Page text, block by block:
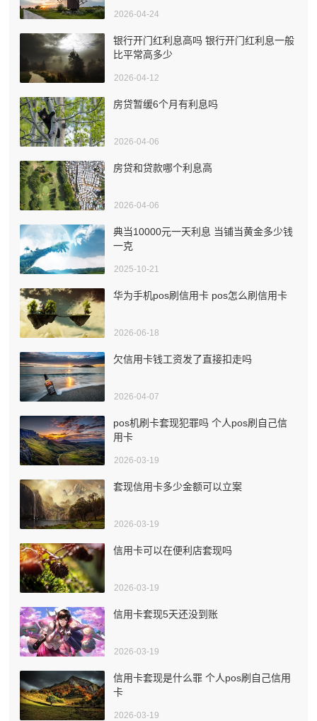
2026-04-24
银行开门红利息高吗 银行开门红利息一般
比平常高多少
2026-04-12
房贷暂缓6个月有利息吗
2026-04-06
房贷和贷款哪个利息高
2026-04-06
典当10000元一天利息 当铺当黄金多少钱
一克
2025-10-21
华为手机pos刷信用卡 pos怎么刷信用卡
2026-06-18
欠信用卡钱工资发了直接扣走吗
2026-04-07
pos机刷卡套现犯罪吗 个人pos刷自己信
用卡
2026-03-19
套现信用卡多少金额可以立案
2026-03-19
信用卡可以在便利店套现吗
2026-03-19
信用卡套现5天还没到账
2026-03-19
信用卡套现是什么罪 个人pos刷自己信用
卡
2026-03-19